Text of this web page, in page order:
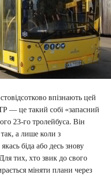
впізнають цей
— це такий собі «запасний
23-го тролейбуса. Він
а лише коли з
біда або десь знову
тих, хто звик до свого
міняти плани через